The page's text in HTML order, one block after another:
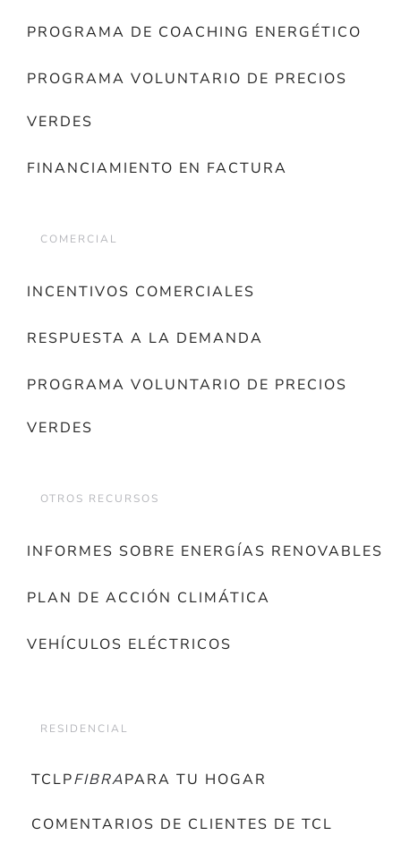
PROGRAMA DE COACHING ENERGÉTICO
PROGRAMA VOLUNTARIO DE PRECIOS
VERDES
FINANCIAMIENTO EN FACTURA
COMERCIAL
INCENTIVOS COMERCIALES
RESPUESTA A LA DEMANDA
PROGRAMA VOLUNTARIO DE PRECIOS
VERDES
OTROS RECURSOS
INFORMES SOBRE ENERGÍAS RENOVABLES
PLAN DE ACCIÓN CLIMÁTICA
VEHÍCULOS ELÉCTRICOS
RESIDENCIAL
TCLPFIBRAPARA TU HOGAR
COMENTARIOS DE CLIENTES DE TCL